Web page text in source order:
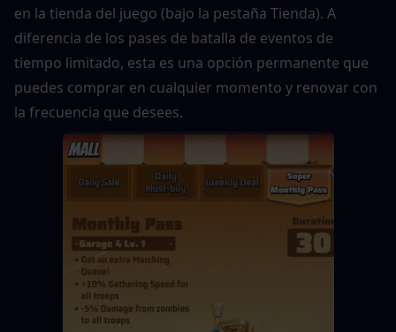
en la tienda del juego (bajo la pestaña Tienda). A
diferencia de los pases de batalla de eventos de
tiempo limitado, esta es una opción permanente que
puedes comprar en cualquier momento y renovar con
la frecuencia que desees.